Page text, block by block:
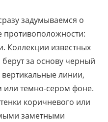
задумываемся о
противоположности:
Коллекции известных
за основу черный
линии,
или темно-сером фоне.
коричневого или
заметными